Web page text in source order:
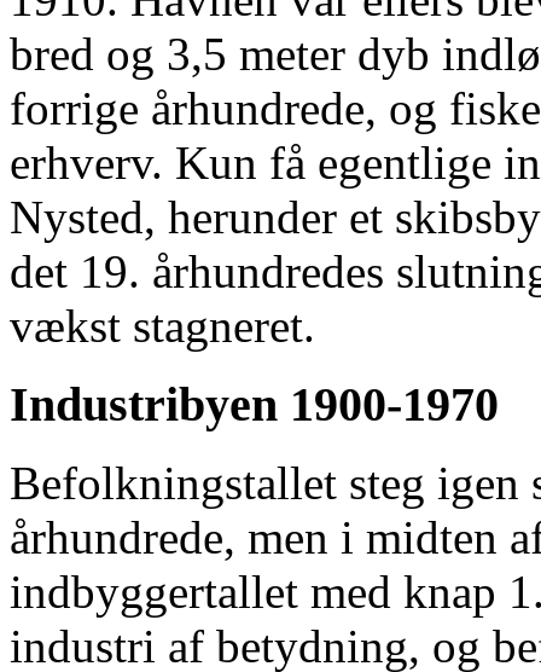
bred og 3,5 meter dyb
forrige århundrede, og
erhverv. Kun få egentlige
Nysted, herunder et
det 19. århundredes
vækst stagneret.
Industribyen 1900-1970
Befolkningstallet steg igen
århundrede, men i midten
indbyggertallet med knap
industri af betydning, og